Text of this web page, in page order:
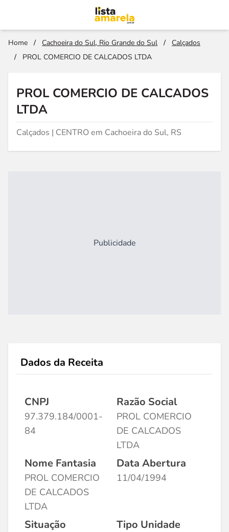
Home / Cachoeira do Sul, Rio Grande do Sul /
Calçados
/
PROL COMERCIO DE CALCADOS LTDA
PROL COMERCIO DE CALCADOS
LTDA
Calçados | CENTRO em Cachoeira do Sul, RS
Publicidade
Dados da Receita
CNPJ
97.379.184/0001-
84
Razão Social
PROL COMERCIO
DE CALCADOS
LTDA
Nome Fantasia
PROL COMERCIO
DE CALCADOS
LTDA
Data Abertura
11/04/1994
Situação Tipo Unidade